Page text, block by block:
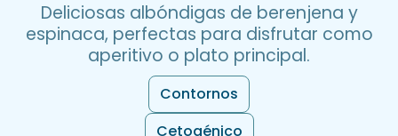
Deliciosas albóndigas de berenjena y
espinaca, perfectas para disfrutar como
aperitivo o plato principal.
Contornos
Cetogénico